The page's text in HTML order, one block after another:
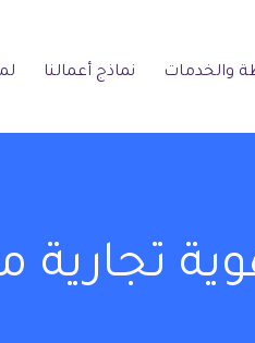
والخدمات نماذج أعمالنا
تجارية